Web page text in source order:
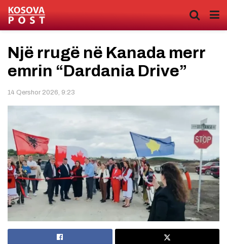
Një rrugë në Kanada merr
emrin “Dardania Drive”
14 Qershor 2026, 9:23